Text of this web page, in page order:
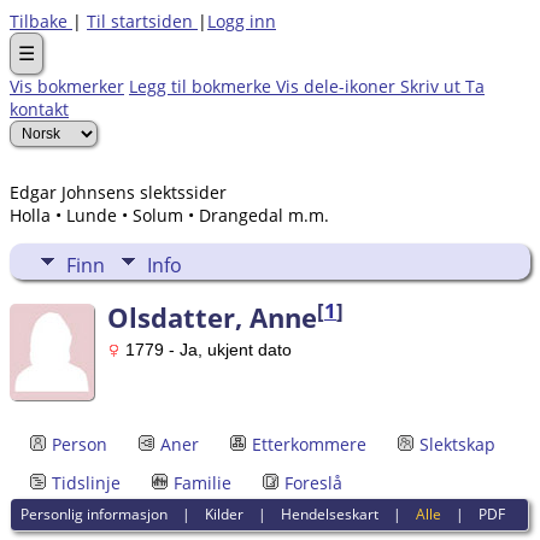
Tilbake | Til startsiden | Logg inn
☰
Vis bokmerker Legg til bokmerke Vis dele-ikoner Skriv ut Ta
kontakt
Edgar Johnsens slektssider
Holla • Lunde • Solum • Drangedal m.m.
Finn Info
Olsdatter, Anne[1]
1779 - Ja, ukjent dato
Person Aner Etterkommere
Slektskap
Tidslinje
Familie Foreslå
Personlig informasjon | Kilder | Hendelseskart |Alle | PDF